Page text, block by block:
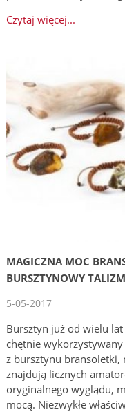
Czytaj więcej...
MAGICZNA MOC
BURSZTYNOWY
5-05-2017
Bursztyn już od wielu
chętnie
z bursztynu bransoletki,
znajdują licznych
oryginalnego wyglądu,
mocą. Niezwykłe